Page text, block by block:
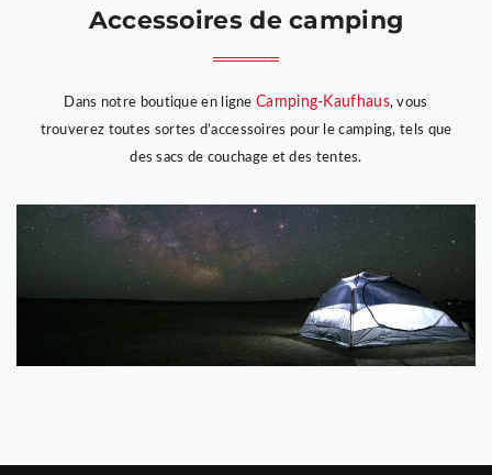
Accessoires de camping
Dans notre boutique en ligneCamping-Kaufhaus, vous
trouverez toutes sortes d’accessoires pour le camping, tels que
des sacs de couchage et des tentes.